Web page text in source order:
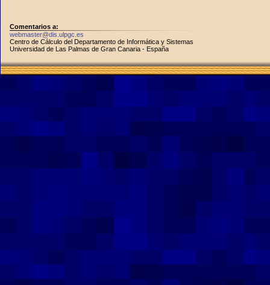
Comentarios a:
webmaster@dis.ulpgc.es
Centro de Cálculo del Departamento de Informática y Sistemas
Universidad de Las Palmas de Gran Canaria - España